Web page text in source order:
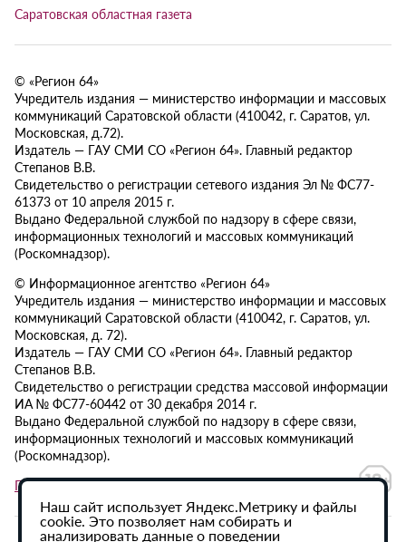
Саратовская областная газета
© «Регион 64»
Учредитель издания — министерство информации и массовых
коммуникаций Саратовской области (410042, г. Саратов, ул.
Московская, д.72).
Издатель — ГАУ СМИ СО «Регион 64». Главный редактор
Степанов В.В.
Свидетельство о регистрации сетевого издания Эл № ФС77-
61373 от 10 апреля 2015 г.
Выдано Федеральной службой по надзору в сфере связи,
информационных технологий и массовых коммуникаций
(Роскомнадзор).
© Информационное агентство «Регион 64»
Учредитель издания — министерство информации и массовых
коммуникаций Саратовской области (410042, г. Саратов, ул.
Московская, д. 72).
Издатель — ГАУ СМИ СО «Регион 64». Главный редактор
Степанов В.В.
Свидетельство о регистрации средства массовой информации
ИА № ФС77-60442 от 30 декабря 2014 г.
Выдано Федеральной службой по надзору в сфере связи,
информационных технологий и массовых коммуникаций
(Роскомнадзор).
Политика в отношении обработки персональных данных
Наш сайт использует Яндекс.Метрику и файлы
cookie. Это позволяет нам собирать и
анализировать данные о поведении